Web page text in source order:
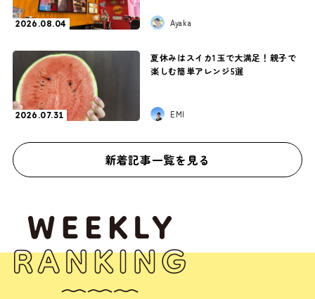
2026.08.04 Ayaka
2026.07.31
夏休みはスイカ1玉で大満足！親子で
楽しむ簡単アレンジ5選
EMI
新着記事一覧を見る